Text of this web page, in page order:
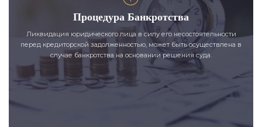
Процедура Банкротства
Ликвидация юридического лица в силу его несостоятельности
перед кредиторской задолженностью, может быть осуществлена в
случае банкротства на основании решения суда.